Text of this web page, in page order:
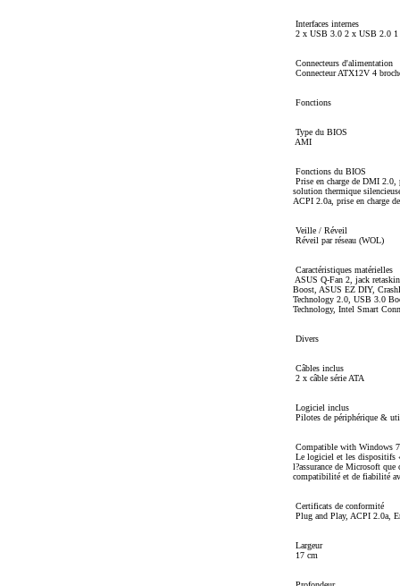
Interfaces internes
2 x USB 3.0 2 x USB 2.0
Connecteurs d'alimentation
Connecteur ATX12V 4
Fonctions
Type du BIOS
AMI
Fonctions du BIOS
Prise en charge de DMI
solution thermique
ACPI 2.0a, prise en charge
Veille / Réveil
Réveil par réseau (WOL)
Caractéristiques matérielles
ASUS Q-Fan 2, jack
Boost, ASUS EZ DIY,
Technology 2.0, USB 3.0
Technology, Intel Smart
Divers
Câbles inclus
2 x câble série ATA
Logiciel inclus
Pilotes de périphérique &
Compatible with Windows 7
Le logiciel et les dispositifs
l?assurance de Microsoft
compatibilité et de fiabilité
Certificats de conformité
Plug and Play, ACPI 2.0a,
Largeur
17 cm